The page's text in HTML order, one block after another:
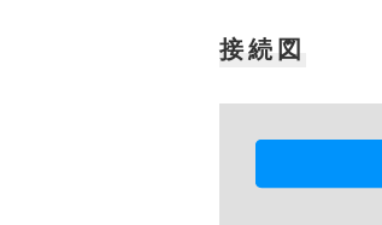
接続図